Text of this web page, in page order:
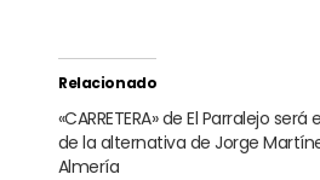
Relacionado
«CARRETERA» de El Parralejo será
de la alternativa de Jorge
Almería